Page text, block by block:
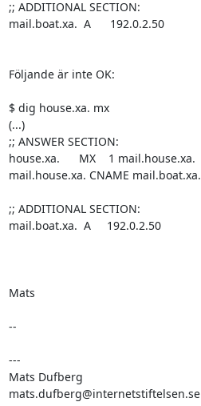
;; ADDITIONAL SECTION:
mail.boat.xa.  A      192.0.2.50
Följande är inte OK:
$ dig house.xa. mx
(...)
;; ANSWER SECTION:
house.xa.      MX    1 mail.house.xa.
mail.house.xa. CNAME mail.boat.xa.
;; ADDITIONAL SECTION:
mail.boat.xa.  A     192.0.2.50
Mats
--
---
Mats Dufberg
mats.dufberg@internetstiftelsen.se